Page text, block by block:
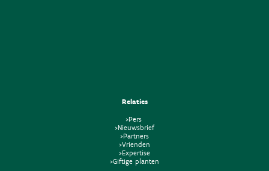
Relaties
>Pers
>Nieuwsbrief
>Partners
>Vrienden
>Expertise
>Giftige planten